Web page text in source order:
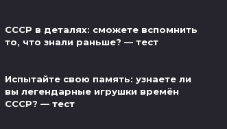
СССР в деталях: сможете вспомнить
то, что знали раньше? — тест
Испытайте свою память: узнаете ли
вы легендарные игрушки времён
СССР? — тест